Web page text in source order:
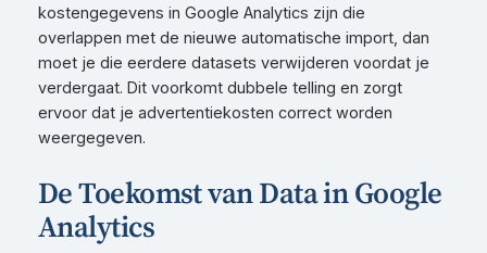
kostengegevens in Google Analytics zijn die
overlappen met de nieuwe automatische import, dan
moet je die eerdere datasets verwijderen voordat je
verdergaat. Dit voorkomt dubbele telling en zorgt
ervoor dat je advertentiekosten correct worden
weergegeven.
De Toekomst van Data in Google
Analytics